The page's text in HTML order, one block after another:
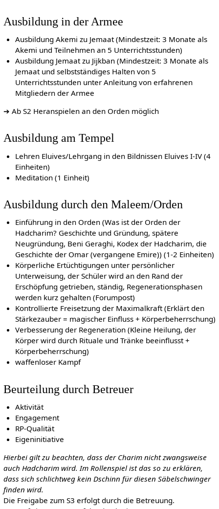
Ausbildung in der Armee
Ausbildung Akemi zu Jemaat (Mindestzeit: 3 Monate als
Akemi und Teilnehmen an 5 Unterrichtsstunden)
Ausbildung Jemaat zu Jijkban (Mindestzeit: 3 Monate als
Jemaat und selbstständiges Halten von 5
Unterrichtsstunden unter Anleitung von erfahrenen
Mitgliedern der Armee
➔ Ab S2 Heranspielen an den Orden möglich
Ausbildung am Tempel
Lehren Eluives/Lehrgang in den Bildnissen Eluives I-IV (4
Einheiten)
Meditation (1 Einheit)
Ausbildung durch den Maleem/Orden
Einführung in den Orden (Was ist der Orden der
Hadcharim? Geschichte und Gründung, spätere
Neugründung, Beni Geraghi, Kodex der Hadcharim, die
Geschichte der Omar (vergangene Emire)) (1-2 Einheiten)
Körperliche Ertüchtigungen unter persönlicher
Unterweisung, der Schüler wird an den Rand der
Erschöpfung getrieben, ständig, Regenerationsphasen
werden kurz gehalten (Forumpost)
Kontrollierte Freisetzung der Maximalkraft (Erklärt den
Stärkezauber = magischer Einfluss + Körperbeherrschung)
Verbesserung der Regeneration (Kleine Heilung, der
Körper wird durch Rituale und Tränke beeinflusst +
Körperbeherrschung)
waffenloser Kampf
Beurteilung durch Betreuer
Aktivität
Engagement
RP-Qualität
Eigeninitiative
Hierbei gilt zu beachten, dass der Charim nicht zwangsweise
auch Hadcharim wird. Im Rollenspiel ist das so zu erklären,
dass sich schlichtweg kein Dschinn für diesen Säbelschwinger
finden wird.
Die Freigabe zum S3 erfolgt durch die Betreuung.